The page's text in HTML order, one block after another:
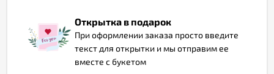
Открытка в подарок
При оформлении заказа просто введите
текст для открытки и мы отправим ее
вместе с букетом